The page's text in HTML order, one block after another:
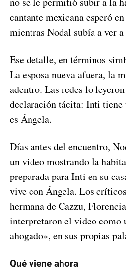
cantante mexicana esperó
mientras Nodal subía a ver
Ese detalle, en términos
La esposa nueva afuera, la
adentro. Las redes lo
declaración tácita: Inti tiene
es Ángela.
Días antes del encuentro,
un video mostrando la
preparada para Inti en su
vive con Ángela. Los
hermana de Cazzu,
interpretaron el video como
ahogado», en sus propias
Qué viene ahora